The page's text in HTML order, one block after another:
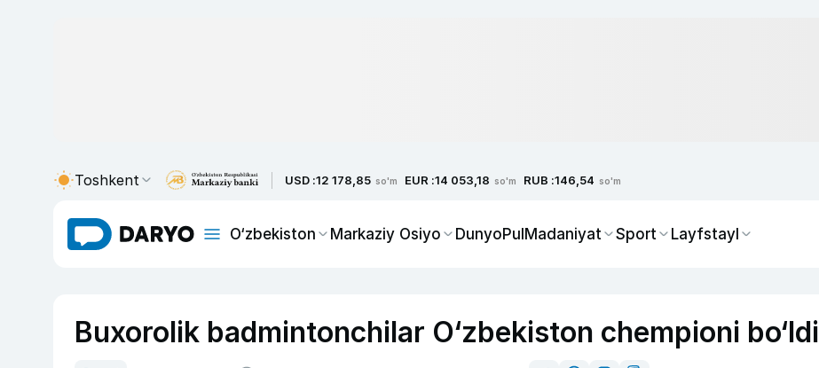
Toshkent USD :12 178,85 so'm EUR :14 053,18 so'm RUB :146,54 so'm
O‘zbekiston Markaziy Osiyo DunyoPulMadaniyat Sport Layfstayl
Buxorolik badmintonchilar O‘zbekiston chempioni bo‘ldi